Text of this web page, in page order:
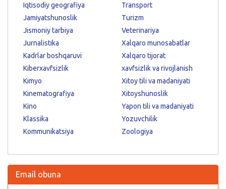
Iqtisodiy geografiya
Jamiyatshunoslik
Jismoniy tarbiya
Jurnalistika
Kadrlar boshqaruvi
Kiberxavfsizlik
Kimyo
Kinematografiya
Kino
Klassika
Kommunikatsiya
Transport
Turizm
Veterinariya
Xalqaro munosabatlar
Xalqaro tijorat
xavfsizlik va rivojlanish
Xitoy tili va madaniyati
Xitoyshunoslik
Yapon tili va madaniyati
Yozuvchilik
Zoologiya
Email obuna